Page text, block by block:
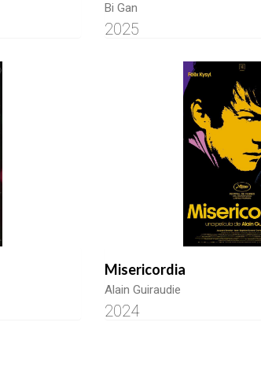
Bi Gan
2025
Misericordia
Alain Guiraudie
2024